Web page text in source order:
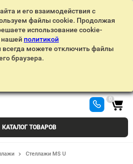
и его взаимодействия с
файлы cookie. Продолжая
использование cookie-
нашей политикой
всегда можете отключить файлы
браузера.
КАТАЛОГ ТОВАРОВ
0
Стеллажи MS U